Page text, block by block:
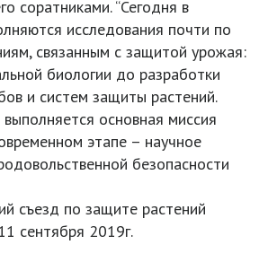
соратниками. “Сегодня в
исследования почти по
связанным с защитой урожая:
биологии до разработки
и систем защиты растений.
основная миссия
этапе – научное
безопасности
съезд по защите растений
сентября 2019г.